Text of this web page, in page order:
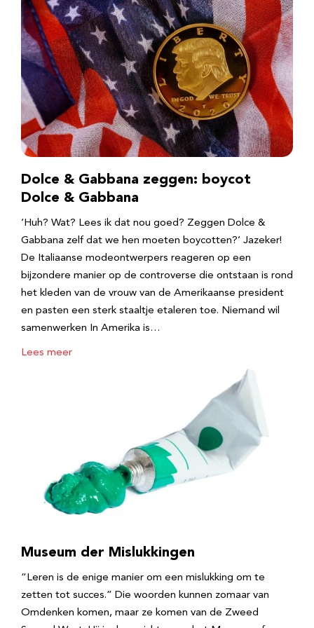
Dolce & Gabbana zeggen: boycot
Dolce & Gabbana
‘Huh? Wat? Lees ik dat nou goed? Zeggen Dolce &
Gabbana zelf dat we hen moeten boycotten?’ Jazeker!
De Italiaanse modeontwerpers reageren op een
bijzondere manier op de controverse die ontstaan is rond
het kleden van de vrouw van de Amerikaanse president
en pasten een sterk staaltje etaleren toe. Niemand wil
samenwerken In Amerika is…
Lees meer
Museum der Mislukkingen
“Leren is de enige manier om een mislukking om te
zetten tot succes.” Die woorden kunnen zomaar van
Omdenken komen, maar ze komen van de Zweed